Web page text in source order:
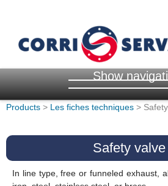
Show
Products > Les fiches techniques >
Safety valve
In line type, free or funneled exhaust,